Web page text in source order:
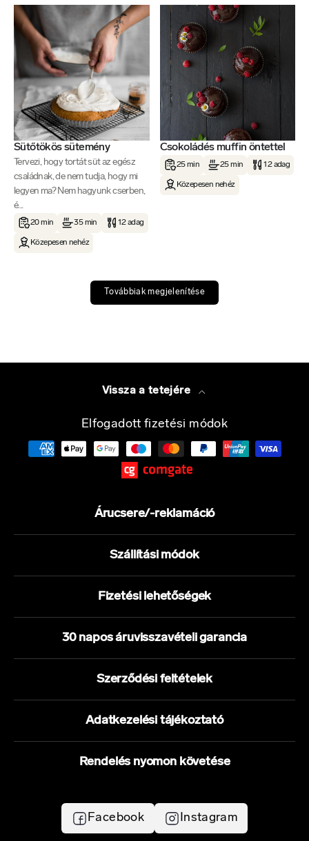
Sütőtökös sütemény
Tervezi, hogy tortát süt az egész
családnak, de nem tudja, hogy mi
legyen ma? Nem hagyunk cserben,
é...
20 min 35 min 12 adag
Közepesen nehéz
Csokoládés muffin öntettel
25 min 25 min 12 adag
Közepesen nehéz
Továbbiak megjelenítése
Vissza a tetejére
Elfogadott fizetési módok
Árucsere/-reklamáció
Szállítási módok
Fizetési lehetőségek
30 napos áruvisszavételi garancia
Szerződési feltételek
Adatkezelési tájékoztató
Rendelés nyomon követése
Facebook Instagram